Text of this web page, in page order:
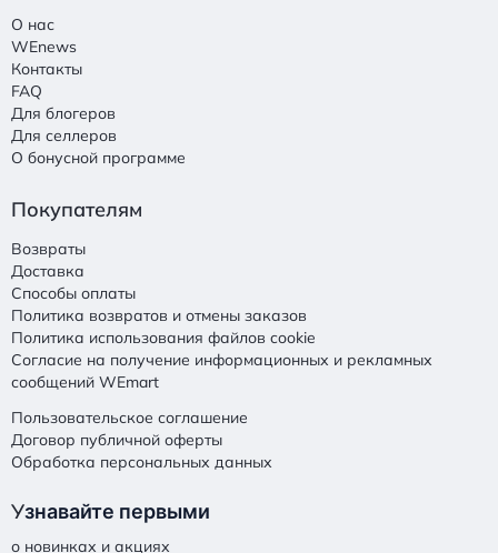
О нас
WEnews
Контакты
FAQ
Для блогеров
Для селлеров
О бонусной программе
Покупателям
Возвраты
Доставка
Способы оплаты
Политика возвратов и отмены заказов
Политика использования файлов cookie
Согласие на получение информационных и рекламных
сообщений WEmart
Пользовательское соглашение
Договор публичной оферты
Обработка персональных данных
Узнавайте первыми
о новинках и акциях